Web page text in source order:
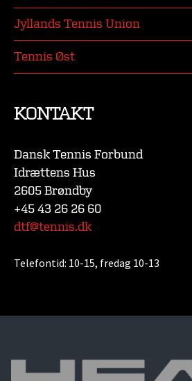
Jyllands Tennis Union
Tennis Øst
KONTAKT
Dansk Tennis Forbund
Idrættens Hus
2605 Brøndby
+45 43 26 26 60
dtf@tennis.dk
Telefontid: 10-15, fredag 10-13